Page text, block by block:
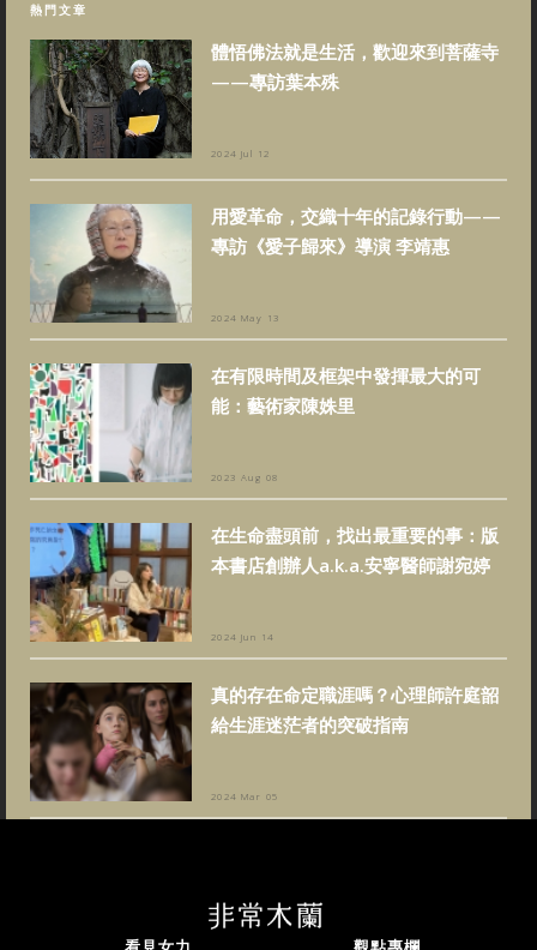
熱門文章
體悟佛法就是生活，歡迎來到菩薩寺
——專訪葉本殊
2024 Jul 12
用愛革命，交織十年的記錄行動——
專訪《愛子歸來》導演 李靖惠
2024 May 13
在有限時間及框架中發揮最大的可
能：藝術家陳姝里
2023 Aug 08
在生命盡頭前，找出最重要的事：版
本書店創辦人a.k.a.安寧醫師謝宛婷
2024 Jun 14
真的存在命定職涯嗎？心理師許庭韶
給生涯迷茫者的突破指南
2024 Mar 05